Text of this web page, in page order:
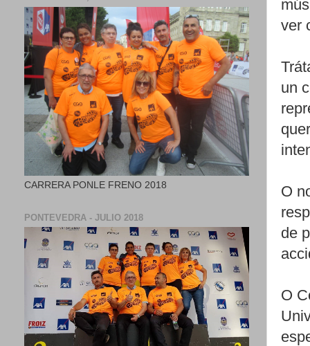
ver
un
O
de
O
CARRERA PONLE FRENO 2018
PONTEVEDRA - JULIO 2018